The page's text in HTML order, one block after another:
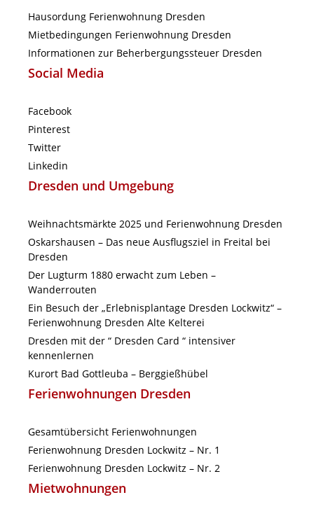
Hausordung Ferienwohnung Dresden
Mietbedingungen Ferienwohnung Dresden
Informationen zur Beherbergungssteuer Dresden
Social Media
Facebook
Pinterest
Twitter
Linkedin
Dresden und Umgebung
Weihnachtsmärkte 2025 und Ferienwohnung Dresden
Oskarshausen – Das neue Ausflugsziel in Freital bei
Dresden
Der Lugturm 1880 erwacht zum Leben –
Wanderrouten
Ein Besuch der „Erlebnisplantage Dresden Lockwitz“ –
Ferienwohnung Dresden Alte Kelterei
Dresden mit der “ Dresden Card “ intensiver
kennenlernen
Kurort Bad Gottleuba – Berggießhübel
Ferienwohnungen Dresden
Gesamtübersicht Ferienwohnungen
Ferienwohnung Dresden Lockwitz – Nr. 1
Ferienwohnung Dresden Lockwitz – Nr. 2
Mietwohnungen